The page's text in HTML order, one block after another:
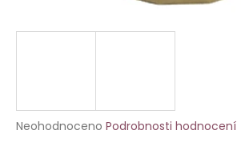
Průměrné
Neohodnoceno Podrobnosti hodnocení
j
?